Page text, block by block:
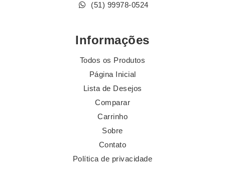
(51) 99978-0524
Informações
Todos os Produtos
Página Inicial
Lista de Desejos
Comparar
Carrinho
Sobre
Contato
Política de privacidade